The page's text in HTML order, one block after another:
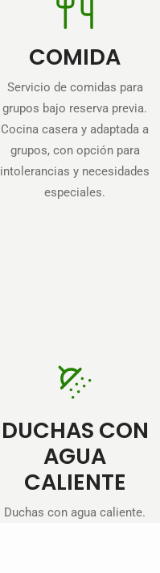
COMIDA
Servicio de comidas para
grupos bajo reserva previa.
Cocina casera y adaptada a
grupos, con opción para
intolerancias y necesidades
especiales.
DUCHAS CON
AGUA
CALIENTE
Duchas con agua caliente.